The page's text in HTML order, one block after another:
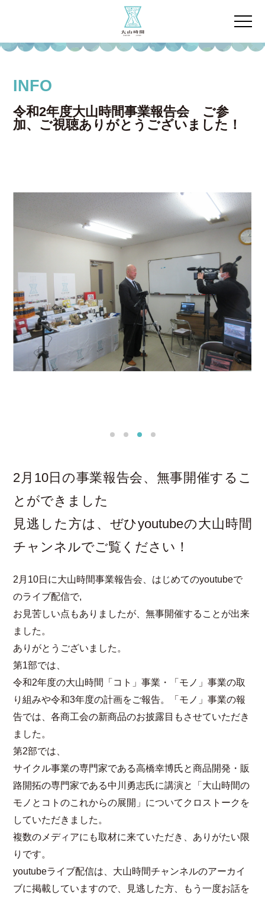
INFO
令和2年度大山時間事業報告会 ご参
加、ご視聴ありがとうございました！
2月10日の事業報告会、無事開催するこ
とができました
見逃した方は、ぜひyoutubeの大山時間
チャンネルでご覧ください！
2月10日に大山時間事業報告会、はじめてのyoutubeで
のライブ配信で,
お見苦しい点もありましたが、無事開催することが出来
ました。
ありがとうございました。
第1部では、
令和2年度の大山時間「コト」事業・「モノ」事業の取
り組みや令和3年度の計画をご報告。「モノ」事業の報
告では、各商工会の新商品のお披露目もさせていただき
ました。
第2部では、
サイクル事業の専門家である高橋幸博氏と商品開発・販
路開拓の専門家である中川勇志氏に講演と「大山時間の
モノとコトのこれからの展開」についてクロストークを
していただきました。
複数のメディアにも取材に来ていただき、ありがたい限
りです。
youtubeライブ配信は、大山時間チャンネルのアーカイ
ブに掲載していますので、見逃した方、もう一度お話を